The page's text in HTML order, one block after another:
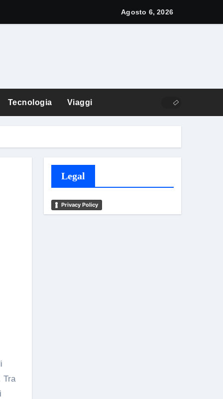
Agosto 6, 2026
Tecnologia Viaggi
Tra
Legal
Privacy Policy